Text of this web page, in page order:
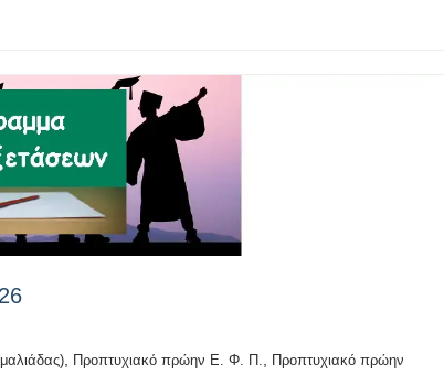
, Προπτυχιακό πρώην Ε. Φ. Π., Προπτυχιακό πρώην